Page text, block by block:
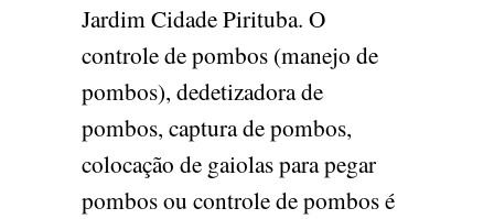
Jardim Cidade Pirituba. O
controle de pombos (manejo de
pombos), dedetizadora de
pombos, captura de pombos,
colocação de gaiolas para pegar
pombos ou controle de pombos é